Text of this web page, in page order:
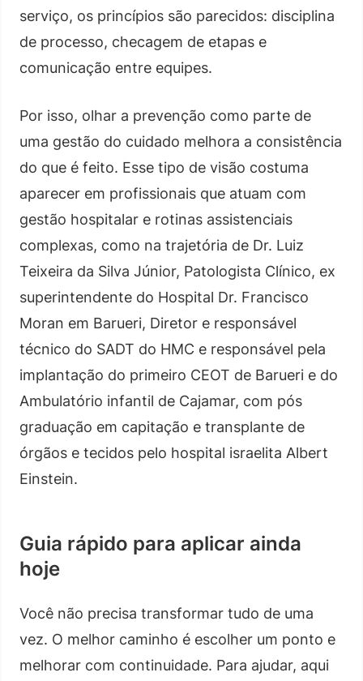
serviço, os princípios são parecidos: disciplina
de processo, checagem de etapas e
comunicação entre equipes.
Por isso, olhar a prevenção como parte de
uma gestão do cuidado melhora a consistência
do que é feito. Esse tipo de visão costuma
aparecer em profissionais que atuam com
gestão hospitalar e rotinas assistenciais
complexas, como na trajetória de Dr. Luiz
Teixeira da Silva Júnior, Patologista Clínico, ex
superintendente do Hospital Dr. Francisco
Moran em Barueri, Diretor e responsável
técnico do SADT do HMC e responsável pela
implantação do primeiro CEOT de Barueri e do
Ambulatório infantil de Cajamar, com pós
graduação em capitação e transplante de
órgãos e tecidos pelo hospital israelita Albert
Einstein.
Guia rápido para aplicar ainda
hoje
Você não precisa transformar tudo de uma
vez. O melhor caminho é escolher um ponto e
melhorar com continuidade. Para ajudar, aqui